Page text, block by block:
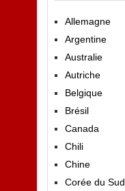
Allemagne
Argentine
Australie
Autriche
Belgique
Brésil
Canada
Chili
Chine
Corée du Sud